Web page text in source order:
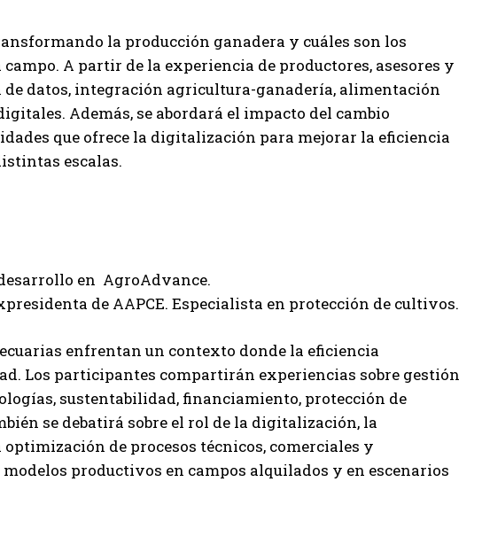
la producción ganadera y cuáles son los
A partir de la experiencia de productores, asesores y
de datos, integración agricultura-ganadería, alimentación
Además, se abordará el impacto del cambio
que ofrece la digitalización para mejorar la eficiencia
escalas.
en AgroAdvance.
de AAPCE. Especialista en protección de cultivos.
enfrentan un contexto donde la eficiencia
Los participantes compartirán experiencias sobre gestión
sustentabilidad, financiamiento, protección de
se debatirá sobre el rol de la digitalización, la
de procesos técnicos, comerciales y
productivos en campos alquilados y en escenarios